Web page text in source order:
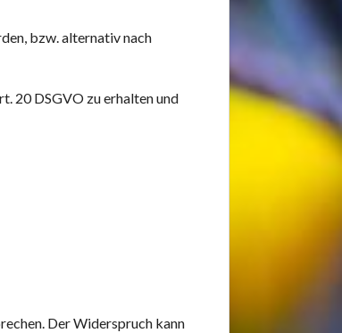
bzw. alternativ nach
20 DSGVO zu erhalten und
Der Widerspruch kann